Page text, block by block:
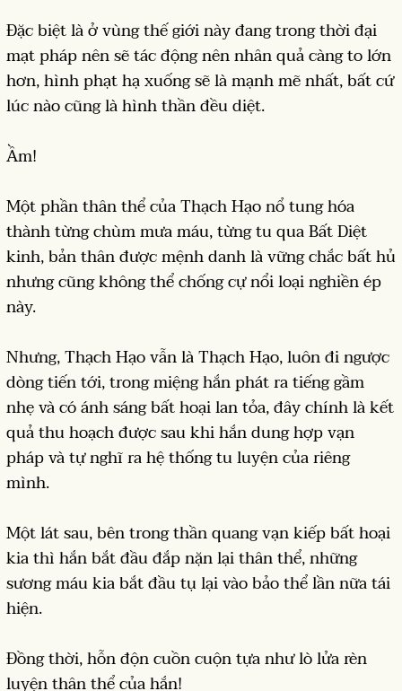
Đặc biệt là ở vùng thế giới này đang trong thời đại
mạt pháp nên sẽ tác động nên nhân quả càng to lớn
hơn, hình phạt hạ xuống sẽ là mạnh mẽ nhất, bất cứ
lúc nào cũng là hình thần đều diệt.
Ầm!
Một phần thân thể của Thạch Hạo nổ tung hóa
thành từng chùm mưa máu, từng tu qua Bất Diệt
kinh, bản thân được mệnh danh là vững chắc bất hủ
nhưng cũng không thể chống cự nổi loại nghiền ép
này.
Nhưng, Thạch Hạo vẫn là Thạch Hạo, luôn đi ngược
dòng tiến tới, trong miệng hắn phát ra tiếng gầm
nhẹ và có ánh sáng bất hoại lan tỏa, đây chính là kết
quả thu hoạch được sau khi hắn dung hợp vạn
pháp và tự nghĩ ra hệ thống tu luyện của riêng
mình.
Một lát sau, bên trong thần quang vạn kiếp bất hoại
kia thì hắn bắt đầu đắp nặn lại thân thể, những
sương máu kia bắt đầu tụ lại vào bảo thể lần nữa tái
hiện.
Đồng thời, hỗn độn cuồn cuộn tựa như lò lửa rèn
luyện thân thể của hắn!